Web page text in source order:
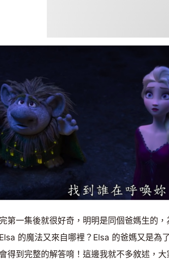
第一集後就很好奇，明明是同個爸媽生的
的魔法又來自哪裡？Elsa 的爸媽又是為
得到完整的解答唷！這邊我就不多敘述，大